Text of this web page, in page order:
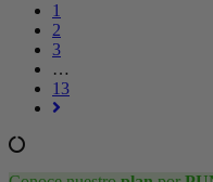
1
2
3
…
13